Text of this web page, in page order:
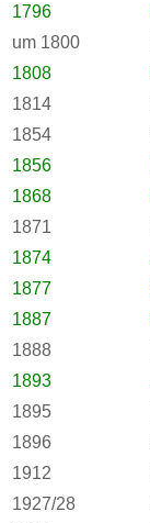
1796
um 1800
1808
1814
1854
1856
1868
1871
1874
1877
1887
1888
1893
1895
1896
1912
1927/28